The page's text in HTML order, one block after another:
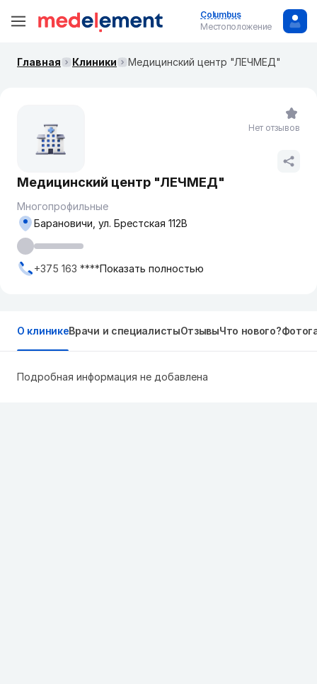
Columbus
Местоположение
Главная Клиники Медицинский центр "ЛЕЧМЕД"
Медицинский центр "ЛЕЧМЕД"
Многопрофильные
Барановичи, ул. Брестская 112В
+375 163 ****Показать полностью
Нет отзывов
О клиникеВрачи и специалистыОтзывыЧто нового?
Подробная информация не добавлена